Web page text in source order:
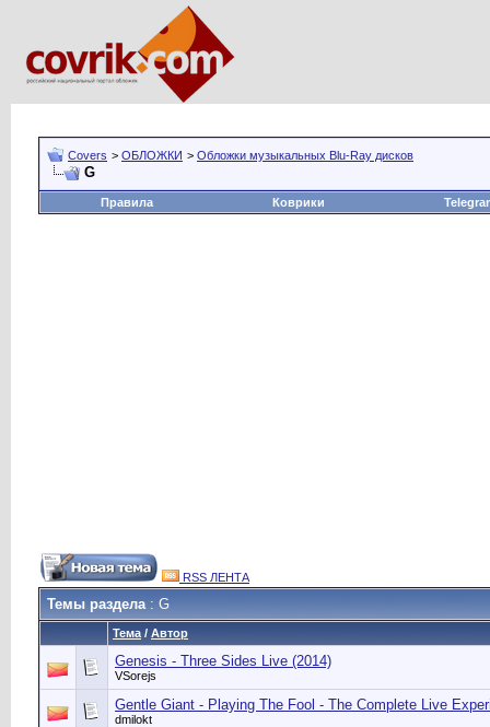
Covers > ОБЛОЖКИ > Обложки музыкальных Blu-Ray дисков
G
Правила Коврики
RSS ЛЕНТА
Темы раздела: G
Тема / Автор
Genesis - Three Sides Live (2014)
VSorejs
Gentle Giant - Playing The Fool - The Complete Live
dmilokt